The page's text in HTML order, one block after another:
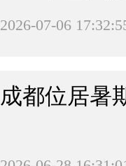
2026-07-06
成都位居暑